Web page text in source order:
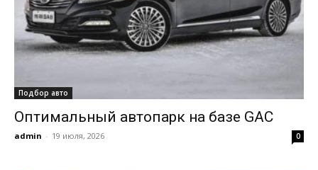
Подбор авто
Оптимальный автопарк на базе GAC
admin - 19 июля, 2026 0